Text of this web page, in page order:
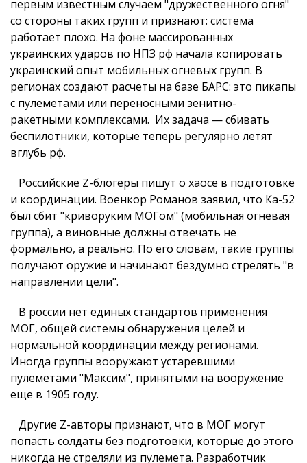
первым известным случаем "дружественного огня"
со стороны таких групп и признают: система
работает плохо. На фоне массированных
украинских ударов по НПЗ рф начала копировать
украинский опыт мобильных огневых групп. В
регионах создают расчеты на базе БАРС: это пикапы
с пулеметами или переносными зенитно-
ракетными комплексами. Их задача — сбивать
беспилотники, которые теперь регулярно летят
вглубь рф.
Российские Z-блогеры пишут о хаосе в подготовке
и координации. Военкор Романов заявил, что Ка-52
был сбит "криворуким МОГом" (мобильная огневая
группа), а виновные должны отвечать не
формально, а реально. По его словам, такие группы
получают оружие и начинают бездумно стрелять "в
направлении цели".
В россии нет единых стандартов применения
МОГ, общей системы обнаружения целей и
нормальной координации между регионами.
Иногда группы вооружают устаревшими
пулеметами "Максим", принятыми на вооружение
еще в 1905 году.
Другие Z-авторы признают, что в МОГ могут
попасть солдаты без подготовки, которые до этого
никогда не стреляли из пулемета. Разработчик